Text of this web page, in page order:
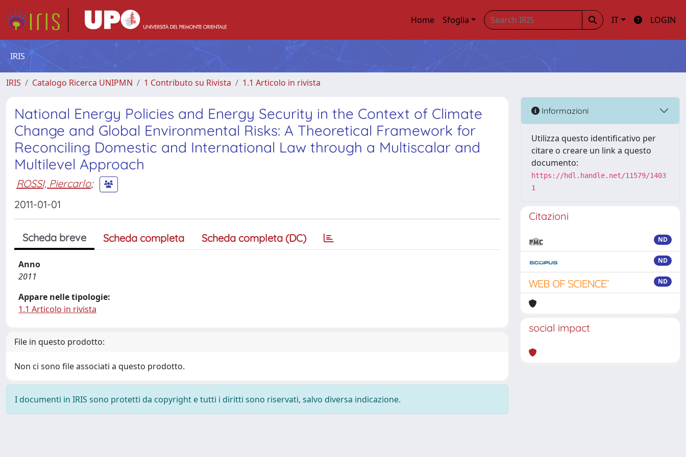
Home Sfoglia IT LOGIN
IRIS
IRIS Catalogo Ricerca UNIPMN 1 Contributo su Rivista 1.1 Articolo in rivista
National Energy Policies and Energy Security in the Context of Climate
Change and Global Environmental Risks: A Theoretical Framework for
Reconciling Domestic and International Law through a Multiscalar and
Multilevel Approach
ROSSI, Piercarlo;
2011-01-01
Scheda breve Scheda completa Scheda completa (DC)
Anno
2011
Appare nelle tipologie:
1.1 Articolo in rivista
File in questo prodotto:
Non ci sono file associati a questo prodotto.
I documenti in IRIS sono protetti da copyright e tutti i diritti sono riservati, salvo diversa indicazione.
Informazioni
Utilizza questo identificativo per
citare o creare un link a questo
documento:
https://hdl.handle.net/11579/1403
1
Citazioni
ND
ND
ND
social impact